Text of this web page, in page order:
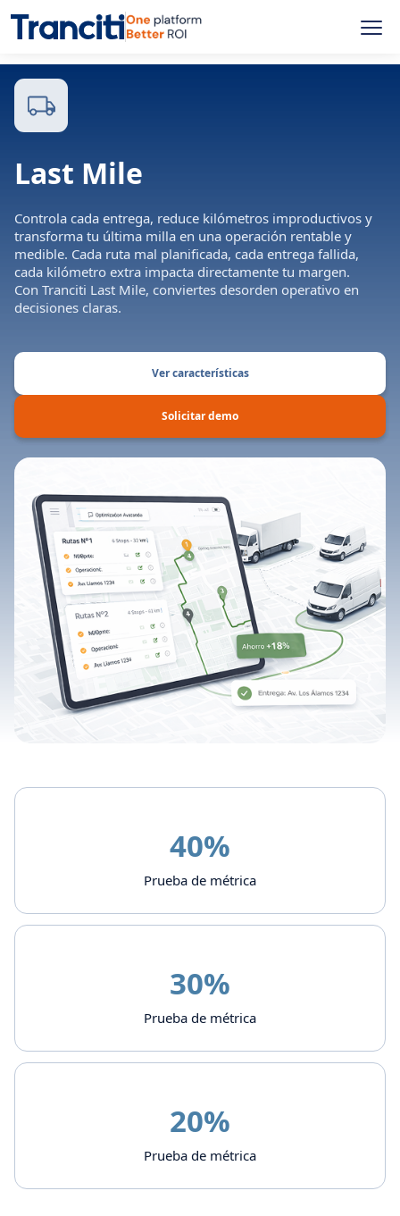
Last Mile
Controla cada entrega, reduce kilómetros improductivos y
transforma tu última milla en una operación rentable y
medible. Cada ruta mal planificada, cada entrega fallida,
cada kilómetro extra impacta directamente tu margen.
Con Tranciti Last Mile, conviertes desorden operativo en
decisiones claras.
Ver características
Solicitar demo
40%
Prueba de métrica
30%
Prueba de métrica
20%
Prueba de métrica